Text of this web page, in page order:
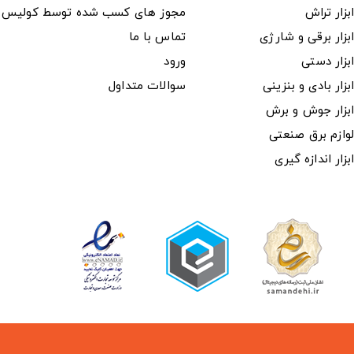
ابزار تراش
ابزار برقی و شارژی
ابزار دستی
ابزار بادی و بنزینی
ابزار جوش و برش
لوازم برق صنعتی
ابزار اندازه گیری
مجوز های کسب شده توسط کولیس
تماس با ما
ورود
سوالات متداول